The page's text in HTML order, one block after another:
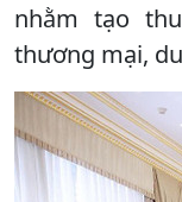
nhằm tạo
thương mại,